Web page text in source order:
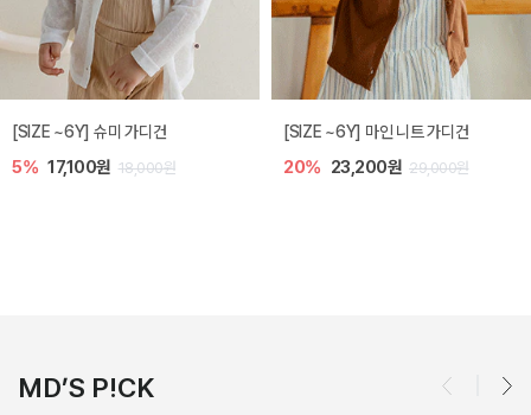
밀라 아기 점프수트
10% 30,600원 34,000원
밀라 아기 셋업
40% 26,400원 44,000원
MD’S P!CK